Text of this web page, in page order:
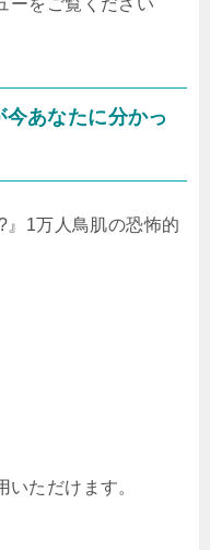
ーをご覧ください
今あなたに分かっ
1万人鳥肌の恐怖的
ただけます。